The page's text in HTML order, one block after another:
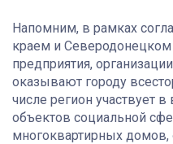
Напомним, в рамках
краем и
предприятия,
оказывают городу
числе регион участвует
объектов социальной
многоквартирных домов,